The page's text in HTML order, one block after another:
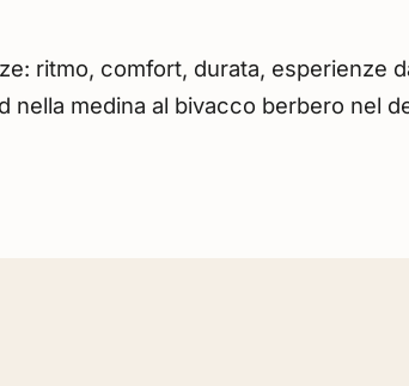
ritmo, comfort, durata, esperienze
nella medina al bivacco berbero nel